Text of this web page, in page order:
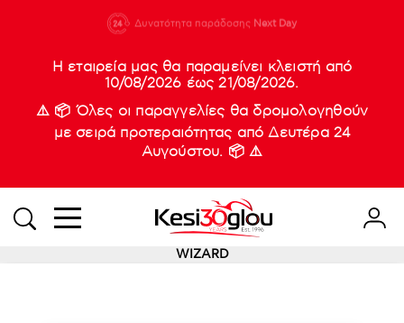
933
Δυνατότητα παράδοσης Next Day
Νέες
Η εταιρεία μας θα παραμείνει κλειστή από
10/08/2026 έως 21/08/2026.
⚠️ 📦 Όλες οι παραγγελίες θα δρομολογηθούν
με σειρά προτεραιότητας από Δευτέρα 24
Αυγούστου. 📦 ⚠️
WIZARD